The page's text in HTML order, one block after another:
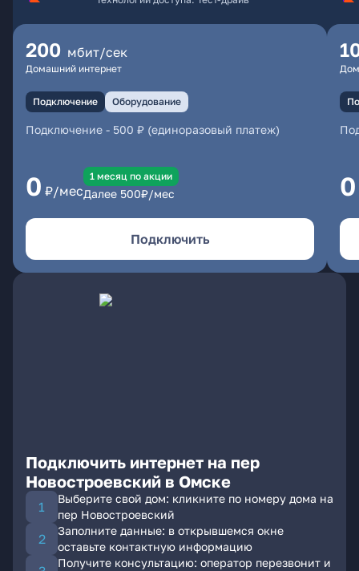
200 мбит/сек
Домашний интернет
Подключение Оборудование
Подключение - 500 ₽ (единоразовый платеж)
0 ₽/мес
1 месяц по акции
Далее 500₽/мес
Подключить
0
Подключить интернет на пер
Новостроевский в Омске
Выберите свой дом: кликните по номеру дома на
пер Новостроевский
Заполните данные: в открывшемся окне
оставьте контактную информацию
Получите консультацию: оператор перезвонит и